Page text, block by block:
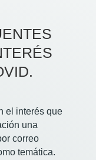
el interés que
una
correo
temática.